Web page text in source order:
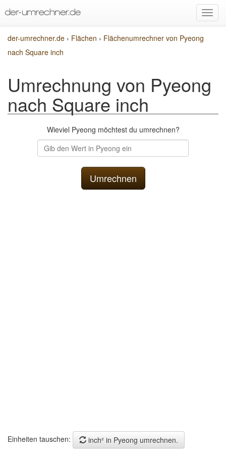
der-umrechner.de › Flächen › Flächenumrechner von Pyeong
nach Square inch
Umrechnung von Pyeong
nach Square inch
Wieviel Pyeong möchtest du umrechnen?
Einheiten tauschen:
inch² in Pyeong umrechnen.